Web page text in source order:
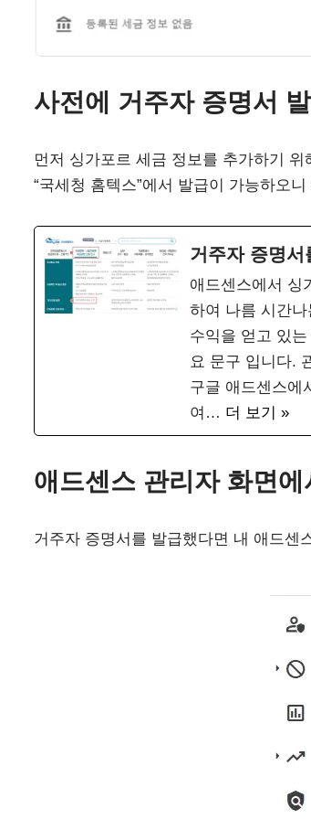
사전에 거주자 증명서 발
먼저 싱가포르 세금 정보를 추가하기
“국세청 홈텍스”에서 발급이 가능하오
거주자 증명서
애드센스에서 싱
하여 나름 시간
수익을 얻고 있
요 문구 입니다.
구글 애드센스에
여… 더 보기 »
애드센스 관리자 화면
거주자 증명서를 발급했다면 내 애드센